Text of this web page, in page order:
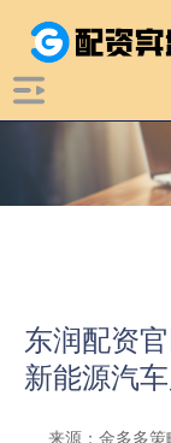
东润配资
新能源汽
来源：金多多策